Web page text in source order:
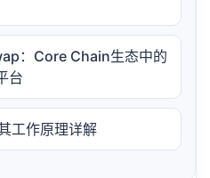
：Core Chain生态中的
台
工作原理详解